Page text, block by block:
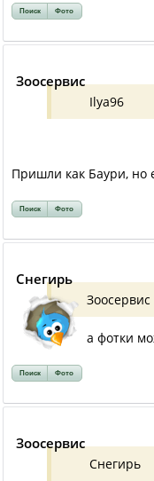
Поиск Фото
Зоосервис
Ilya96
Пришли как Баури, но
Поиск Фото
Снегирь
Зоосервис
а фотки
Поиск Фото
Зоосервис
Снегирь